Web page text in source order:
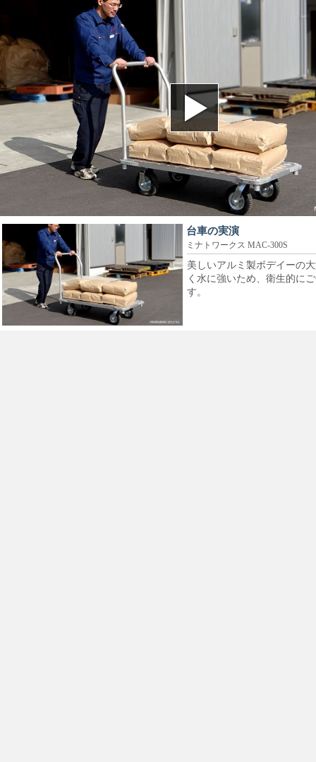
台車の実演
ミナトワークス MAC-300S
美しいアルミ製ボデイーの
く水に強いため、衛生的に
す。